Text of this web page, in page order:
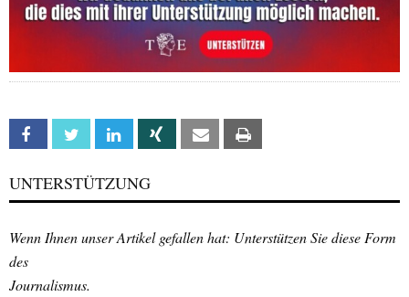
Facebook Twitter Linkedin Xing Email
UNTERSTÜTZUNG
Wenn Ihnen unser Artikel gefallen hat: Unterstützen Sie diese Form
des
Journalismus.